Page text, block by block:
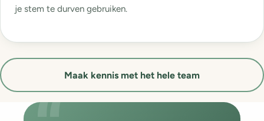
je stem te durven gebruiken.
Maak kennis met het hele team